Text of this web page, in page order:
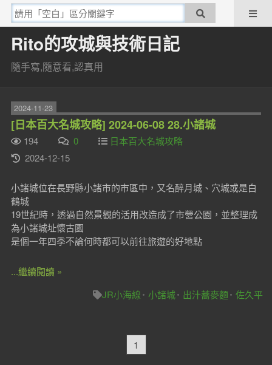
Rito的攻城與技術日記
隨手寫,隨意看,認真用
2024-11-23
[日本百大名城攻略] 2024-06-08 28.小諸城
194 0
日本百大名城攻略
2024-12-15
小諸城位在長野縣小諸市的市區中，又名醉月城、穴城或是白
鶴城
19世紀時，透過自然景觀的活用改造成了市營公園，並整理成
為小諸城址懷古園
是個一年四季不論何時都可以前往旅遊的好地點
...繼續閱讀 »
JR小海線
小諸城 出汁蕎麥麵 佐久平
1